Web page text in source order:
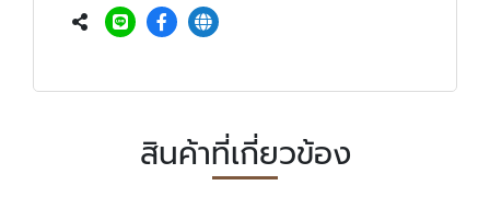
สินค้าที่เกี่ยวข้อง